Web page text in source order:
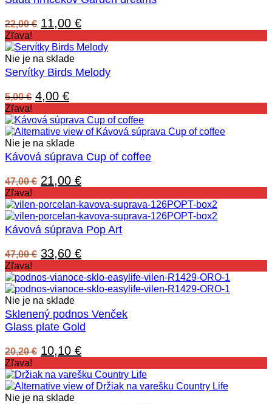
22,00€ Pôvodná
bola:
22,00 €.
11,00 €Aktuálna
je:
Zľava!
Nie je na sklade
Servítky Birds Melody
5,00€ Pôvodná
bola:
5,00 €.
4,00 €Aktuálna
je:
4,00 €.
Zľava!
Nie je na sklade
Kávová súprava Cup of coffee
47,00€ Pôvodná
bola:
47,00 €.
21,00 €Aktuálna
je:
21,00 €.
Zľava!
Kávová súprava Pop Art
47,00€ Pôvodná
bola:
47,00 €.
33,60 €Aktuálna
je:
33,60 €.
Zľava!
Nie je na sklade
Sklenený podnos Venček
Glass plate Gold
20,20€ Pôvodná
bola:
20,20 €.
10,10 €Aktuálna
je:
10,10 €.
Zľava!
Nie je na sklade